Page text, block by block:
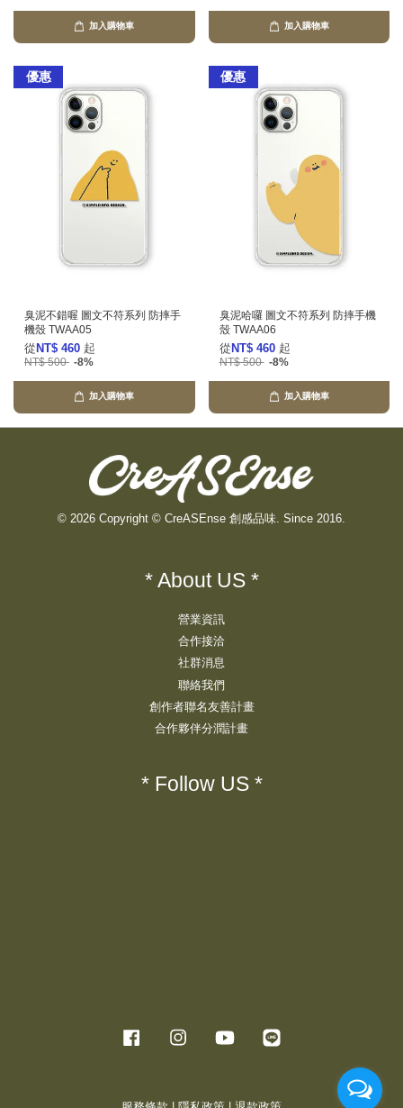
加入購物車 加入購物車
優惠
臭泥不錯喔 圖文不符系列 防摔手
機殼 TWAA05
從 NT$ 460 起
NT$ 500 -8%
加入購物車
優惠
臭泥哈囉 圖文不符系列 防摔手機
殼 TWAA06
從 NT$ 460 起
NT$ 500 -8%
加入購物車
© 2026 Copyright © CreASEnse 創感品味. Since 2016.
* About US *
營業資訊
合作接洽
社群消息
聯絡我們
創作者聯名友善計畫
合作夥伴分潤計畫
* Follow US *
Facebook Instagram YouTube